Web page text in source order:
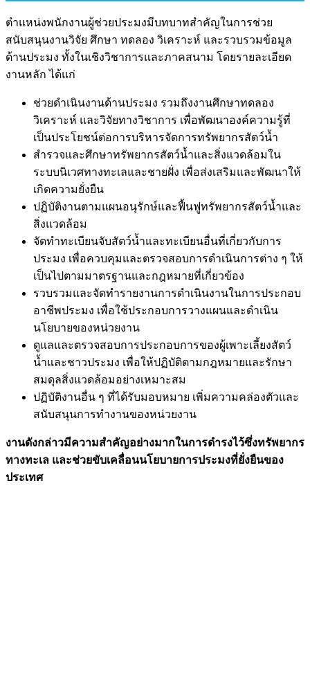
ตำแหน่งพนักงานผู้ช่วยประมงมีบทบาทสำคัญในการช่วย
สนับสนุนงานวิจัย ศึกษา ทดลอง วิเคราะห์ และรวบรวมข้อมูล
ด้านประมง ทั้งในเชิงวิชาการและภาคสนาม โดยรายละเอียด
งานหลัก ได้แก่
ช่วยดำเนินงานด้านประมง รวมถึงงานศึกษาทดลอง
วิเคราะห์ และวิจัยทางวิชาการ เพื่อพัฒนาองค์ความรู้ที่
เป็นประโยชน์ต่อการบริหารจัดการทรัพยากรสัตว์น้ำ
สำรวจและศึกษาทรัพยากรสัตว์น้ำและสิ่งแวดล้อมใน
ระบบนิเวศทางทะเลและชายฝั่ง เพื่อส่งเสริมและพัฒนาให้
เกิดความยั่งยืน
ปฏิบัติงานตามแผนอนุรักษ์และฟื้นฟูทรัพยากรสัตว์น้ำและ
สิ่งแวดล้อม
จัดทำทะเบียนจับสัตว์น้ำและทะเบียนอื่นที่เกี่ยวกับการ
ประมง เพื่อควบคุมและตรวจสอบการดำเนินการต่าง ๆ ให้
เป็นไปตามมาตรฐานและกฎหมายที่เกี่ยวข้อง
รวบรวมและจัดทำรายงานการดำเนินงานในการประกอบ
อาชีพประมง เพื่อใช้ประกอบการวางแผนและดำเนิน
นโยบายของหน่วยงาน
ดูแลและตรวจสอบการประกอบการของผู้เพาะเลี้ยงสัตว์
น้ำและชาวประมง เพื่อให้ปฏิบัติตามกฎหมายและรักษา
สมดุลสิ่งแวดล้อมอย่างเหมาะสม
ปฏิบัติงานอื่น ๆ ที่ได้รับมอบหมาย เพิ่มความคล่องตัวและ
สนับสนุนการทำงานของหน่วยงาน
งานดังกล่าวมีความสำคัญอย่างมากในการดำรงไว้ซึ่งทรัพยากร
ทางทะเล และช่วยขับเคลื่อนนโยบายการประมงที่ยั่งยืนของ
ประเทศ